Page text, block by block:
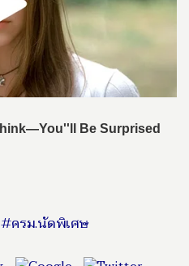
#ครม.นัดพิเศษ